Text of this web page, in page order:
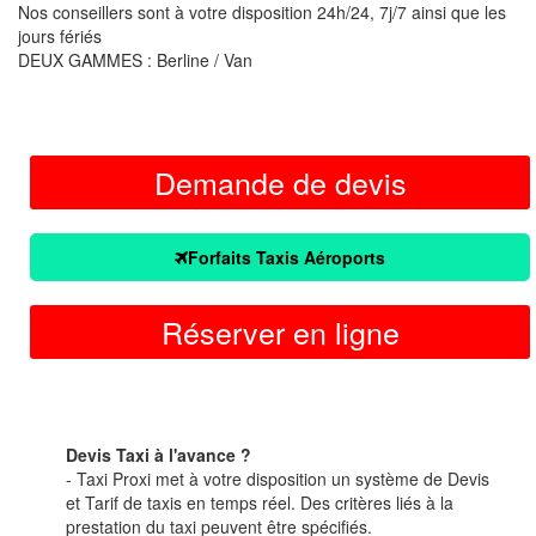
Nos conseillers sont à votre disposition 24h/24, 7j/7 ainsi que les
jours fériés
DEUX GAMMES : Berline / Van
Demande de devis
Forfaits Taxis Aéroports
Réserver en ligne
Devis Taxi à l'avance ?
- Taxi Proxi met à votre disposition un système de Devis
et Tarif de taxis en temps réel. Des critères liés à la
prestation du taxi peuvent être spécifiés.